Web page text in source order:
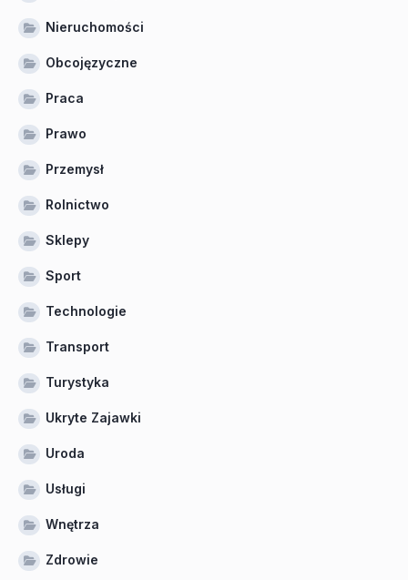
Nieruchomości
Obcojęzyczne
Praca
Prawo
Przemysł
Rolnictwo
Sklepy
Sport
Technologie
Transport
Turystyka
Ukryte Zajawki
Uroda
Usługi
Wnętrza
Zdrowie